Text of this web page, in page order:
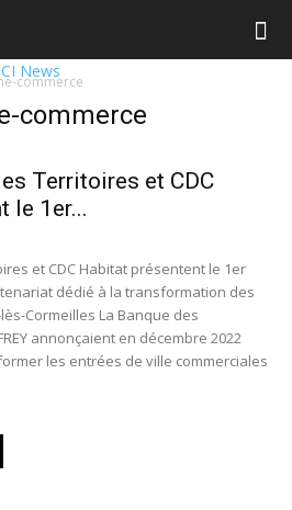
News
commerce
commerce
Territoires et CDC
le 1er...
et CDC Habitat présentent le 1er
dédié à la transformation des
Cormeilles La Banque des
annonçaient en décembre 2022
les entrées de ville commerciales